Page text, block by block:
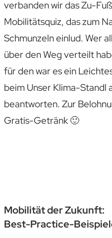
verbanden wir das Zu-
Mobilitätsquiz, das zum
Schmunzeln einlud. Wer
über den Weg verteilt
für den war es ein
beim Unser Klima-Standl
beantworten. Zur
Gratis-Getränk 🙂
Mobilität der Zukunft:
Best-Practice-